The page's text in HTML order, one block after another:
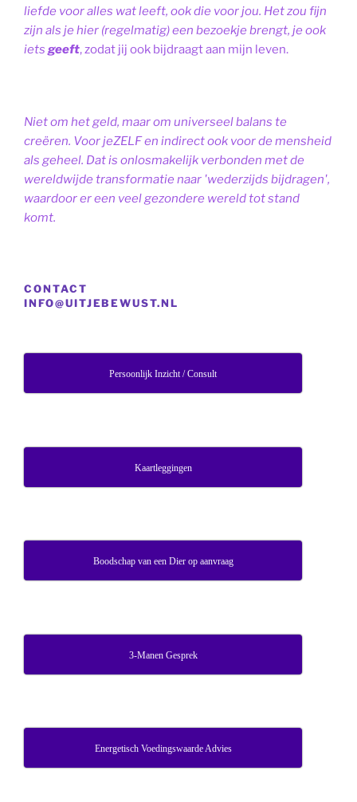
liefde voor alles wat leeft, ook die voor jou. Het zou fijn
zijn als je hier (regelmatig) een bezoekje brengt, je ook
iets geeft, zodat jij ook bijdraagt aan mijn leven.
Niet om het geld, maar om universeel balans te
creëren. Voor jeZELF en indirect ook voor de mensheid
als geheel. Dat is onlosmakelijk verbonden met de
wereldwijde transformatie naar 'wederzijds bijdragen',
waardoor er een veel gezondere wereld tot stand
komt.
CONTACT
INFO@UITJEBEWUST.NL
Persoonlijk Inzicht / Consult
Kaartleggingen
Boodschap van een Dier op aanvraag
3-Manen Gesprek
Energetisch Voedingswaarde Advies